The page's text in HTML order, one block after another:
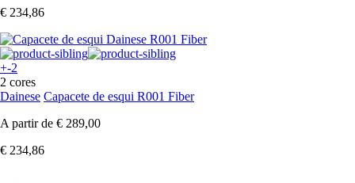
€ 234,86
+-2
2 cores
Dainese Capacete de esqui R001 Fiber
A partir de € 289,00
€ 234,86